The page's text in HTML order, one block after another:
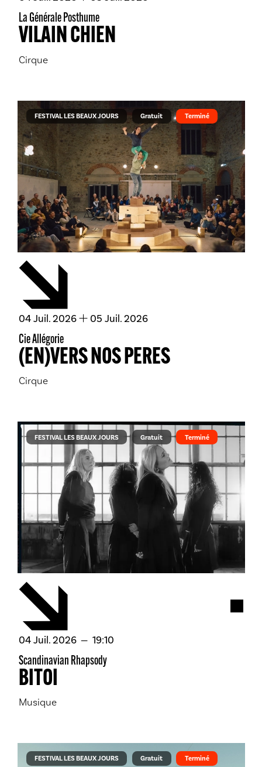
La Générale Posthume
VILAIN CHIEN
Cirque
Cie Allégorie
(EN)VERS NOS PERES
Cirque
du
04 juillet
Juil. 2026 au
05 juillet
Juil. 2026
FESTIVAL LES BEAUX JOURS Gratuit Terminé
Scandinavian Rhapsody
BITOI
Musique
04 juillet
Juil. 2026 19:10
FESTIVAL LES BEAUX JOURS Gratuit Terminé
FESTIVAL LES BEAUX JOURS Gratuit Terminé